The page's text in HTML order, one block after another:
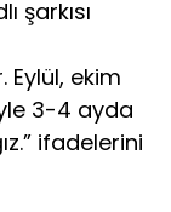
şarkısı
Eylül, ekim
3-4 ayda
ifadelerini